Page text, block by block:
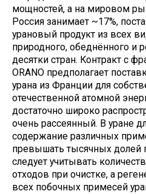
мощностей, а на мировом
Россия занимает ~17%,
урановый продукт из всех
природного, обеднённого и
десятки стран. Контракт с
ORANO предполагает
урана из Франции для
отечественной атомной
достаточно широко
очень рассеянный. В уране
содержание различных
превышать тысячных долей
следует учитывать
отходов при очистке, а
всех побочных примесей